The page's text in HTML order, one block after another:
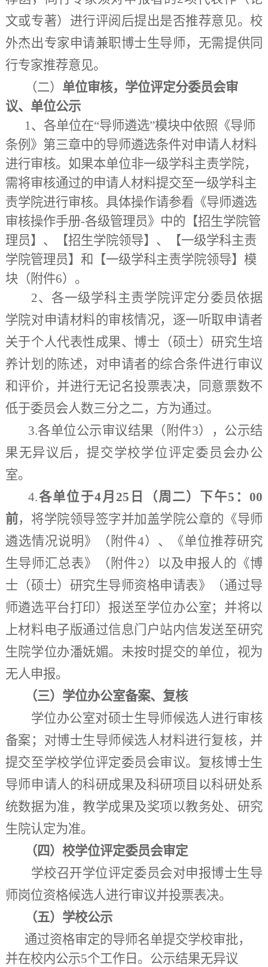
文或专著）进行评阅后提出是否推荐意见。校
外杰出专家申请兼职博士生导师，无需提供同
行专家推荐意见。
（二） 单位审核，学位评定分委员会审
议、单位公示
1、 各单位在“导师遴选”模块中依照《导师
条例》第三章中的导师遴选条件对申请人材料
进行审核。 如果本单位非一级学科主责学院，
需将审核通过的申请人材料提交至一级学科主
责学院进行审核。 具体操作请参看 《导师遴选
审核操作手册-各级管理员》中的【招生学院管
理员】、【招生学院领导】、【一级学科主责
学院管理员】 和 【一级学科主责学院领导】 模
块（附件6）。
2、各一级学科主责学院评定分委员依据
学院对申请材料的审核情况，逐一听取申请者
关于个人代表性成果、博士（硕士）研究生培
养计划的陈述，对申请者的综合条件进行审议
和评价，并进行无记名投票表决，同意票数不
低于委员会人数三分之二，方为通过。
3.各单位公示审议结果 （ 附件3） ， 公示结
果无异议后，提交学校学位评定委员会办公
室。
4.各单位于4 月 25 日 （ 周二） 下午5：00
前， 将学院领导签字并加盖学院公章的 《导师
遴选情况说明》 （附件4）、《单位推荐研究
生导师汇总表》（附件2）以及申报人的《博
士（硕士）研究生导师资格申请表》
（通过导
师遴选平台打印）报送至学位办公室；并将以
上材料电子版通过信息门户站内信发送至研究
生院学位办潘妩媚。未按时提交的单位，视为
无人申报。
（三）学位办公室备案、复核
学位办公室对硕士生导师候选人进行审核
备案；对博士生导师候选人材料进行复核，并
提交至学校学位评定委员会审议。复核博士生
导师申请人的科研成果及科研项目以科研处系
统数据为准，教学成果及奖项以教务处、研究
生院认定为准。
（ 四 ）校学位评定委员会审定
学校召开学位评定委员会对申报博士生导
师岗位资格候选人进行审议并投票表决。
（五）学校公示
通过资格审定的导师名单提交学校审批，
并在校内公示5个工作日。公示结果无异议